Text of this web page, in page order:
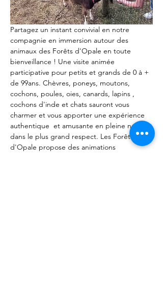
Partagez un instant convivial en notre
compagnie en immersion autour des
animaux des Forêts d'Opale en toute
bienveillance ! Une visite animée
participative pour petits et grands de 0 à +
de 99ans. Chèvres, poneys, moutons,
cochons, poules, oies, canards, lapins ,
cochons d'inde et chats sauront vous
charmer et vous apporter une expérience
authentique  et amusante en pleine nature
dans le plus grand respect. Les Forêts
d'Opale propose des animations